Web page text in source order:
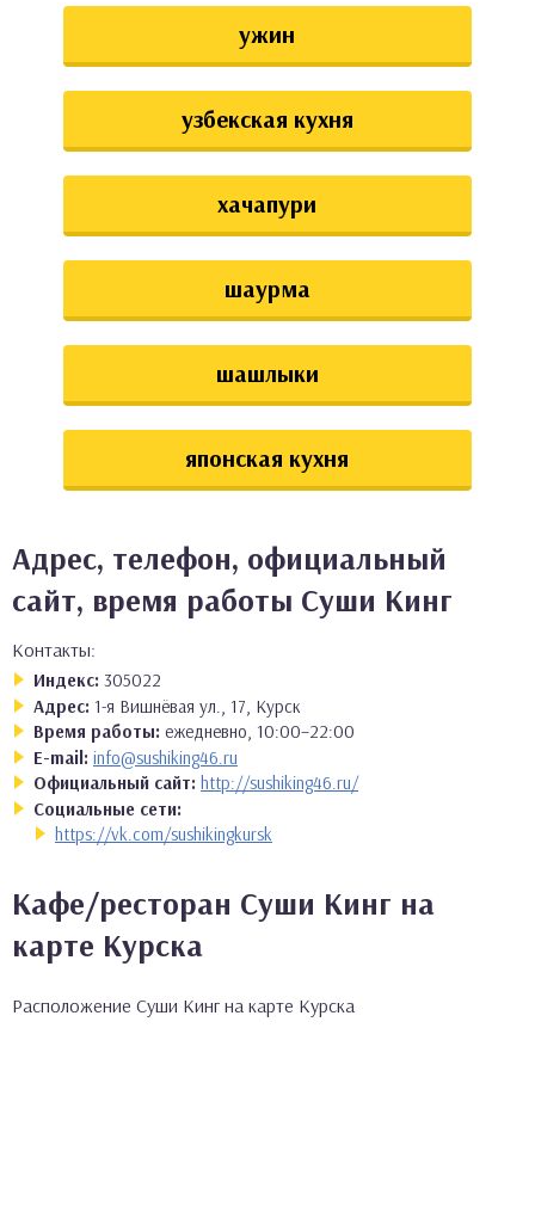
ужин
узбекская кухня
хачапури
шаурма
шашлыки
японская кухня
Адрес, телефон, официальный
сайт, время работы Суши Кинг
Контакты:
Индекс: 305022
Адрес: 1-я Вишнёвая ул., 17, Курск
Время работы: ежедневно, 10:00–22:00
E-mail: info@sushiking46.ru
Официальный сайт: http://sushiking46.ru/
Социальные сети:
https://vk.com/sushikingkursk
Кафе/ресторан Суши Кинг на
карте Курска
Расположение Суши Кинг на карте Курска